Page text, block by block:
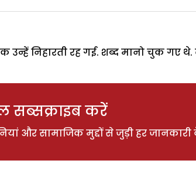
उन्हें निहारती रह गई. शब्द मानो चुक गए
सब्सक्राइब करें
और सामाजिक मुद्दों से जुड़ी हर